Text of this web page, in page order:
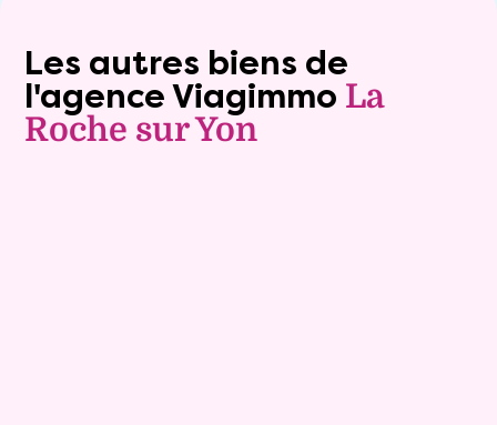
Les autres biens de
l'agence Viagimmo La
Roche sur Yon